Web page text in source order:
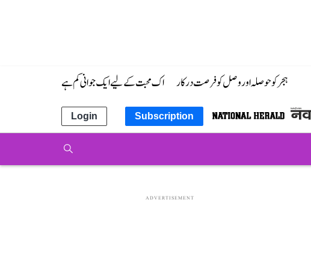
ہجر کو حوصلہ اور وصل کو فرصت درکار اک محبت کے لیے ایک جوانی کم ہے
Subscription
Login
ADVERTISEMENT